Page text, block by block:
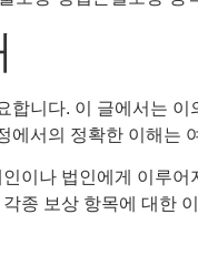
니다. 이 글에서는
서의 정확한 이해는
이나 법인에게 이루
종 보상 항목에 대한